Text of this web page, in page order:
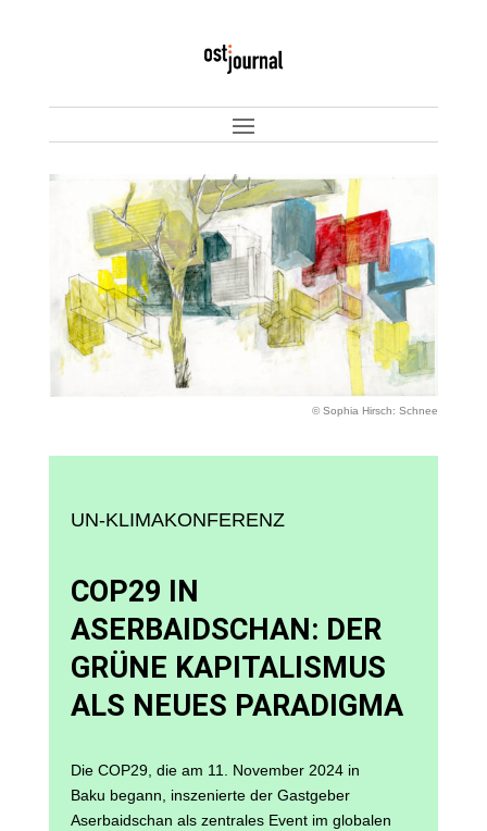
© Sophia Hirsch: Schnee
UN-KLIMAKONFERENZ
COP29 IN
ASERBAIDSCHAN: DER
GRÜNE KAPITALISMUS
ALS NEUES PARADIGMA
Die COP29, die am 11. November 2024 in
Baku begann, inszenierte der Gastgeber
Aserbaidschan als zentrales Event im globalen